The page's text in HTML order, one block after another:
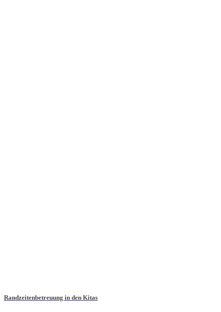
Randzeitenbetreuung in den Kitas